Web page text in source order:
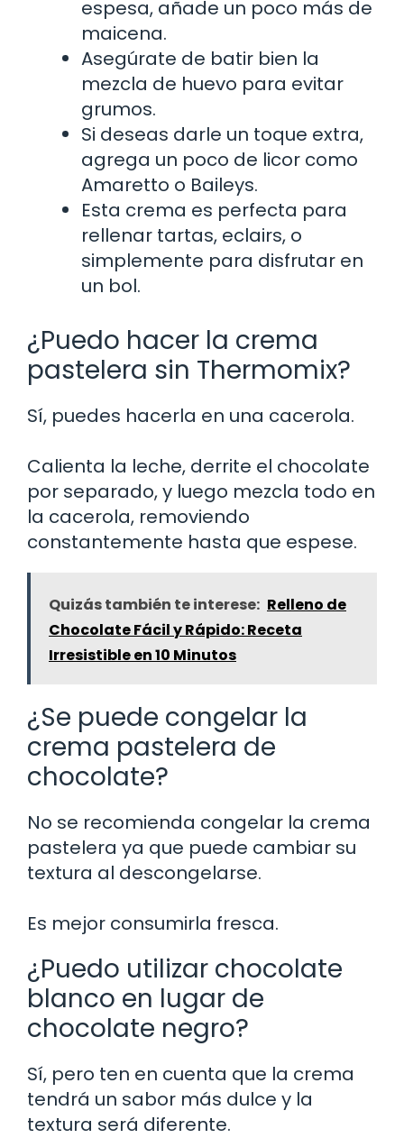
espesa, añade un poco más de
maicena.
Asegúrate de batir bien la
mezcla de huevo para evitar
grumos.
Si deseas darle un toque extra,
agrega un poco de licor como
Amaretto o Baileys.
Esta crema es perfecta para
rellenar tartas, eclairs, o
simplemente para disfrutar en
un bol.
¿Puedo hacer la crema
pastelera sin Thermomix?
Sí, puedes hacerla en una cacerola.
Calienta la leche, derrite el chocolate
por separado, y luego mezcla todo en
la cacerola, removiendo
constantemente hasta que espese.
Quizás también te interese: Relleno de
Chocolate Fácil y Rápido: Receta
Irresistible en 10 Minutos
¿Se puede congelar la
crema pastelera de
chocolate?
No se recomienda congelar la crema
pastelera ya que puede cambiar su
textura al descongelarse.
Es mejor consumirla fresca.
¿Puedo utilizar chocolate
blanco en lugar de
chocolate negro?
Sí, pero ten en cuenta que la crema
tendrá un sabor más dulce y la
textura será diferente.